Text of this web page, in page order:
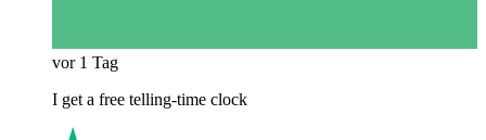
vor 1 Tag
I get a free telling-time clock